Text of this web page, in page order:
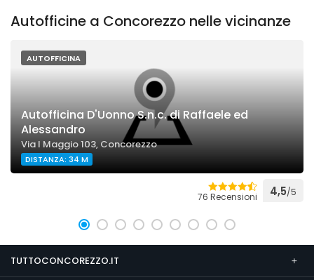
Autofficine a Concorezzo nelle vicinanze
AUTOFFICINA
Autofficina D'Uonno S.n.c. di Raffaele ed
Alessandro
Via I Maggio 103, Concorezzo
DISTANZA: 34 M
76 Recensioni 4,5/5
TUTTOCONCOREZZO.IT